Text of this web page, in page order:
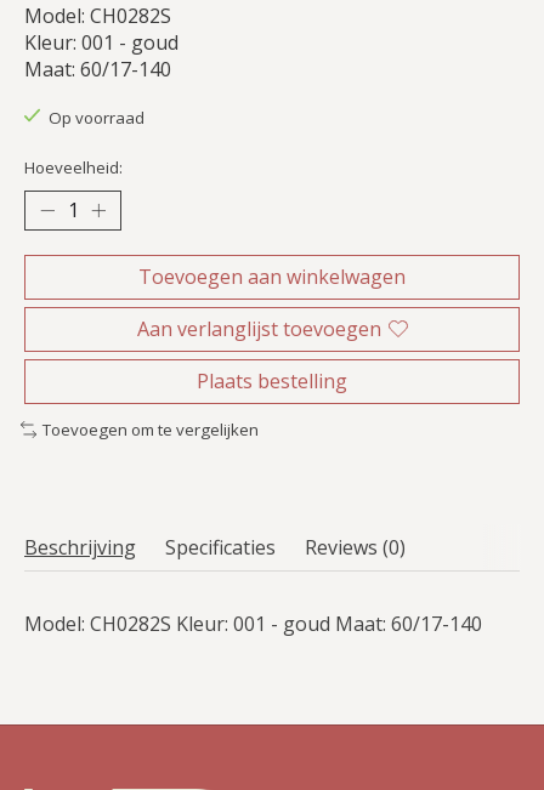
Model: CH0282S
Kleur: 001 - goud
Maat: 60/17-140
Op voorraad
Hoeveelheid:
Toevoegen aan winkelwagen
Aan verlanglijst toevoegen
Plaats bestelling
Toevoegen om te vergelijken
Beschrijving Specificaties Reviews (0)
Model: CH0282S Kleur: 001 - goud Maat: 60/17-140